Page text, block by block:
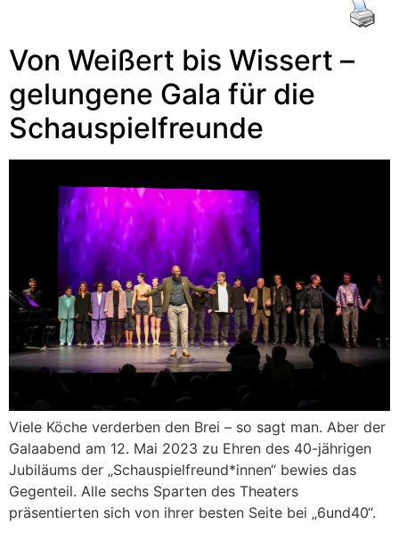
Von Weißert bis Wissert –
gelungene Gala für die
Schauspielfreunde
Viele Köche verderben den Brei – so sagt man. Aber der
Galaabend am 12. Mai 2023 zu Ehren des 40-jährigen
Jubiläums der „Schauspielfreund*innen“ bewies das
Gegenteil. Alle sechs Sparten des Theaters
präsentierten sich von ihrer besten Seite bei „6und40“.